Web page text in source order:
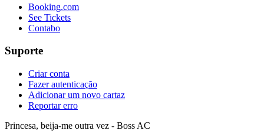
Booking.com
See Tickets
Contabo
Suporte
Criar conta
Fazer autenticação
Adicionar um novo cartaz
Reportar erro
Princesa, beija-me outra vez - Boss AC